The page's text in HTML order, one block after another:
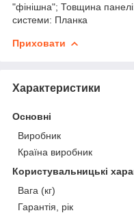
"фінішна"; Товщина
системи: Планка
Приховати
Характеристики
Основні
Виробник
Країна виробник
Користувальницькі
Вага (кг)
Гарантія, рік